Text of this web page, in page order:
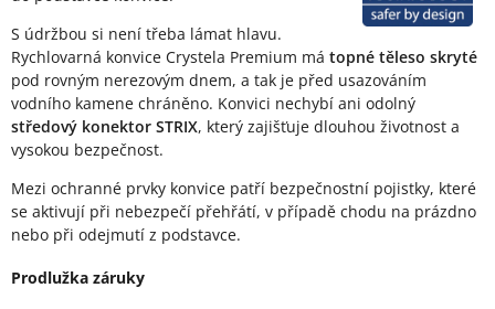
S údržbou si není třeba lámat hlavu.
Rychlovarná konvice Crystela Premium má topné těleso skryté
pod rovným nerezovým dnem, a tak je před usazováním
vodního kamene chráněno. Konvici nechybí ani odolný
středový konektor STRIX, který zajišťuje dlouhou životnost a
vysokou bezpečnost.
Mezi ochranné prvky konvice patří bezpečnostní pojistky, které
se aktivují při nebezpečí přehřátí, v případě chodu na prázdno
nebo při odejmutí z podstavce.
Prodlužka záruky